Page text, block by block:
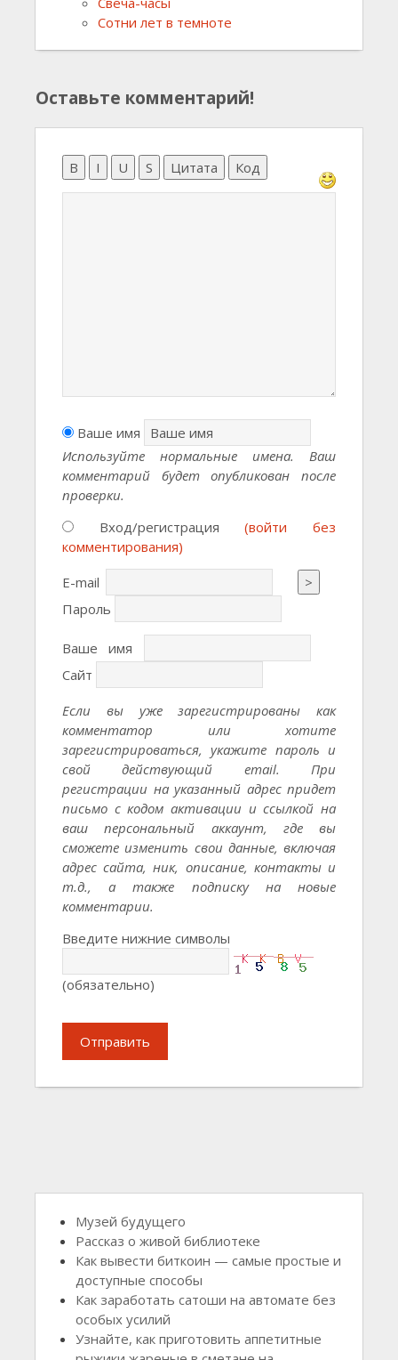
Сотни лет в темноте
Оставьте комментарий!
B I U S Цитата Код
Ваше имя
Используйте нормальные имена. Ваш
комментарий будет опубликован после
проверки.
Вход/регистрация(войти без
комментирования)
E-mail
>
Пароль
Ваше имя
Сайт
Если вы уже зарегистрированы как
комментатор или хотите
зарегистрироваться, укажите пароль и
свой действующий email. При
регистрации на указанный адрес придет
письмо с кодом активации и ссылкой на
ваш персональный аккаунт, где вы
сможете изменить свои данные, включая
адрес сайта, ник, описание, контакты и
т.д., а также подписку на новые
комментарии.
Введите нижние символы
(обязательно)
Отправить
Музей будущего
Рассказ о живой библиотеке
Как вывести биткоин — самые простые и
доступные способы
Как заработать сатоши на автомате без
особых усилий
Узнайте, как приготовить аппетитные